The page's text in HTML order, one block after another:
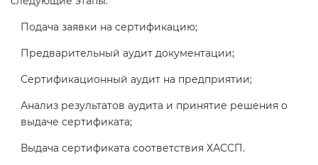
Подача заявки на сертификацию;
Предварительный аудит документации;
Сертификационный аудит на предприятии;
Анализ результатов аудита и принятие решения о
выдаче сертификата;
Выдача сертификата соответствия ХАССП.